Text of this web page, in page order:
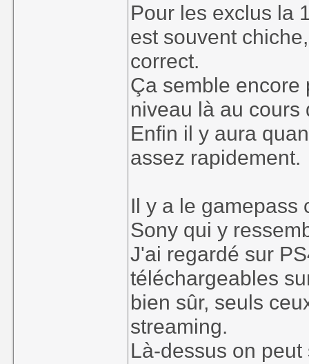
Pour les exclus la
est souvent
correct.
Ça semble encore
niveau là au cours
Enfin il y aura
assez rapidement.
Il y a le gamepass
Sony qui y
J'ai regardé sur
téléchargeables
bien sûr, seuls
streaming.
Là-dessus on